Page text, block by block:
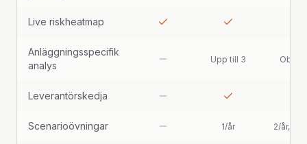
Live riskheatmap
Anläggningsspecifik
analys
Upp till 3
Leverantörskedja
Scenarioövningar 1/år 2/år,